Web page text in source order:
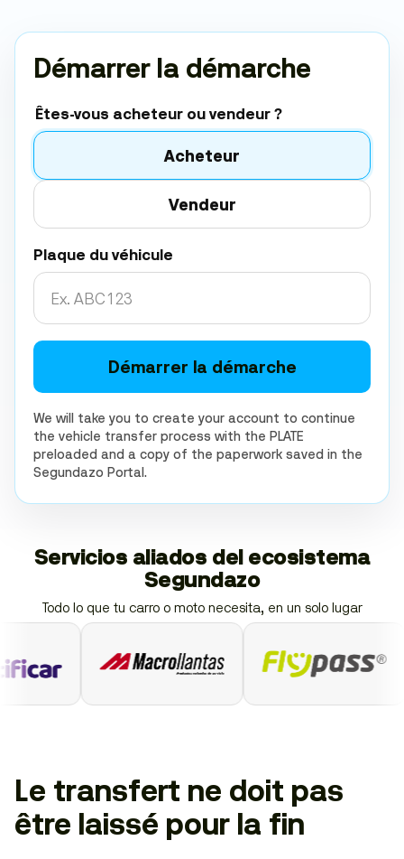
Démarrer la démarche
Êtes-vous acheteur ou vendeur ?
Acheteur
Vendeur
Plaque du véhicule
Démarrer la démarche
We will take you to create your account to continue
the vehicle transfer process with the PLATE
preloaded and a copy of the paperwork saved in the
Segundazo Portal.
Servicios aliados del ecosistema
Segundazo
Todo lo que tu carro o moto necesita, en un solo lugar
Le transfert ne doit pas
être laissé pour la fin